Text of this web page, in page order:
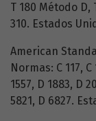
T 180 Método D,
310. Estados
American
Normas: C 117,
1557, D 1883, D
5821, D 6827.